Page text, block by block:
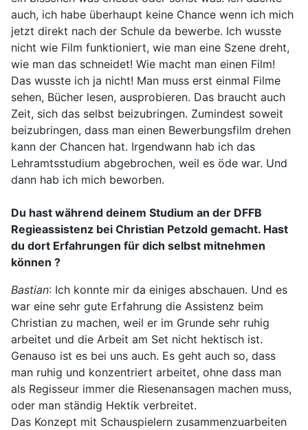
auch, ich habe überhaupt keine Chance wenn ich mich
jetzt direkt nach der Schule da bewerbe. Ich wusste
nicht wie Film funktioniert, wie man eine Szene dreht,
wie man das schneidet! Wie macht man einen Film!
Das wusste ich ja nicht! Man muss erst einmal Filme
sehen, Bücher lesen, ausprobieren. Das braucht auch
Zeit, sich das selbst beizubringen. Zumindest soweit
beizubringen, dass man einen Bewerbungsfilm drehen
kann der Chancen hat. Irgendwann hab ich das
Lehramtsstudium abgebrochen, weil es öde war. Und
dann hab ich mich beworben.
Du hast während deinem Studium an der DFFB
Regieassistenz bei Christian Petzold gemacht. Hast
du dort Erfahrungen für dich selbst mitnehmen
können ?
Bastian: Ich konnte mir da einiges abschauen. Und es
war eine sehr gute Erfahrung die Assistenz beim
Christian zu machen, weil er im Grunde sehr ruhig
arbeitet und die Arbeit am Set nicht hektisch ist.
Genauso ist es bei uns auch. Es geht auch so, dass
man ruhig und konzentriert arbeitet, ohne dass man
als Regisseur immer die Riesenansagen machen muss,
oder man ständig Hektik verbreitet.
Das Konzept mit Schauspielern zusammenzuarbeiten